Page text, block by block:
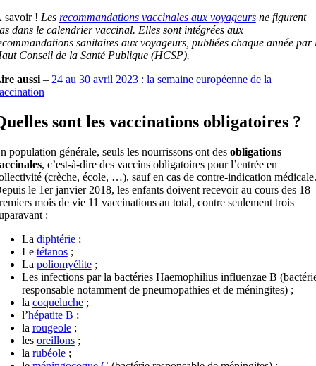
savoir ! Les recommandations vaccinales aux voyageursne figurent
dans le calendrier vaccinal. Elles sont intégrées aux
sanitaires aux voyageurs, publiées chaque année par
Conseil de la Santé Publique (HCSP).
aussi– 24 au 30 avril 2023 : la semaine européenne de la
sont les vaccinations obligatoires ?
population générale, seuls les nourrissons ont des obligations
, c’est-à-dire des vaccins obligatoires pour l’entrée en
(crèche, école, …), sauf en cas de contre-indication médicale.
le 1er janvier 2018, les enfants doivent recevoir au cours des 18
mois de vie 11 vaccinations au total, contre seulement trois
:
La diphtérie ;
Le tétanos;
La poliomyélite;
Les infections par la bactéries Haemophilius influenzae B
responsable notamment de pneumopathies et de méningites) ;
la coqueluche;
l’hépatite B ;
la rougeole;
les oreillons;
la rubéole;